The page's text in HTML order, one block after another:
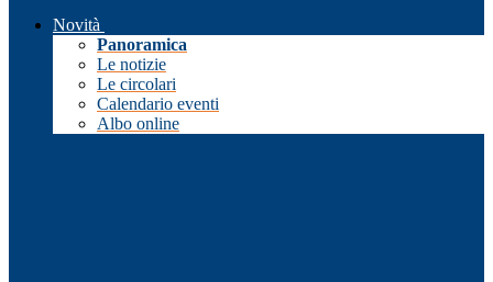
Novità
Panoramica
Le notizie
Le circolari
Calendario eventi
Albo online